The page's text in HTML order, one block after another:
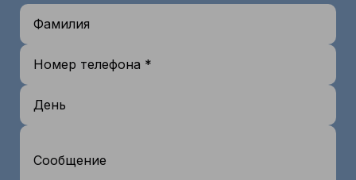
Фамилия
Номер телефона *
День
Сообщение